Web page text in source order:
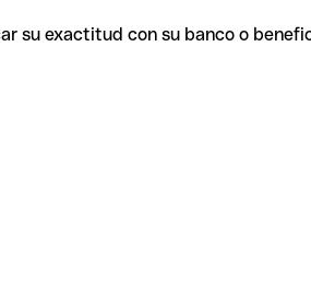
exactitud con su banco o